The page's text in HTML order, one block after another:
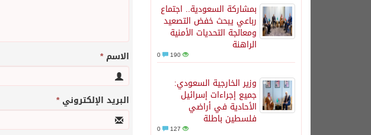
بمشاركة السعودية.. اجتماع
رباعي يبحث خفض التصعيد
ومعالجة التحديات الأمنية
الراهنة
190
وزير الخارجية السعودي:
جميع إجراءات إسرائيل
الأحادية في أراضي
فلسطين باطلة
127
الاسم*
البريد الإلكتروني*